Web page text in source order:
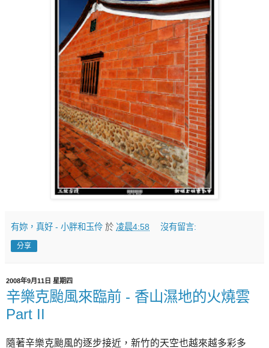
有妳，真好 - 小胖和玉伶 於 凌晨4:58 沒有留言:
分享
2008年9月11日 星期四
辛樂克颱風來臨前 - 香山濕地的火燒雲
Part II
隨著辛樂克颱風的逐步接近，新竹的天空也越來越多彩多